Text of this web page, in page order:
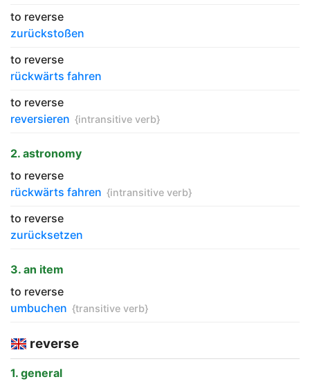
to reverse
zurückstoßen
to reverse
rückwärts fahren
to reverse
reversieren {intransitive verb}
2. astronomy
to reverse
rückwärts fahren {intransitive verb}
to reverse
zurücksetzen
3. an item
to reverse
umbuchen {transitive verb}
reverse
1. general